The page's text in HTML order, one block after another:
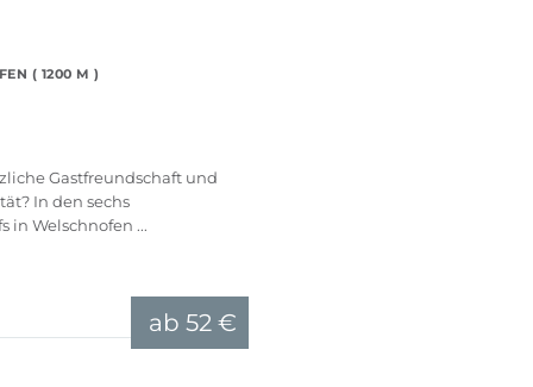
( 1200 M )
Gastfreundschaft und
In den sechs
in Welschnofen ...
ab 52 €